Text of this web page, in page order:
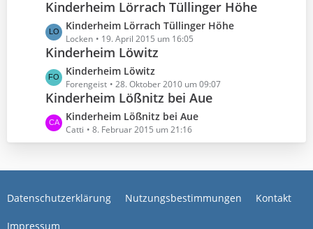
g
e
t
r
ä
g
e
e
e
i
t
r
ä
g
e
t
z
t
e
e
i
t
r
ä
Kinderheim Lörrach Tüllinger Höhe
L
e
t
z
t
e
e
g
Kinderheim Lörrach Tüllinger Höhe
Locken 19. April 2015 um 16:05
Kinderheim Löwitz
L
e
t
z
t
e
e
t
ä
Kinderheim Löwitz
Forengeist 28. Oktober 2010 um 09:07
Kinderheim Lößnitz bei Aue
L
e
t
t
B
Kinderheim Lößnitz bei Aue
Catti 8. Februar 2015 um 21:16
Datenschutzerklärung Nutzungsbestimmungen Kontakt
Impressum